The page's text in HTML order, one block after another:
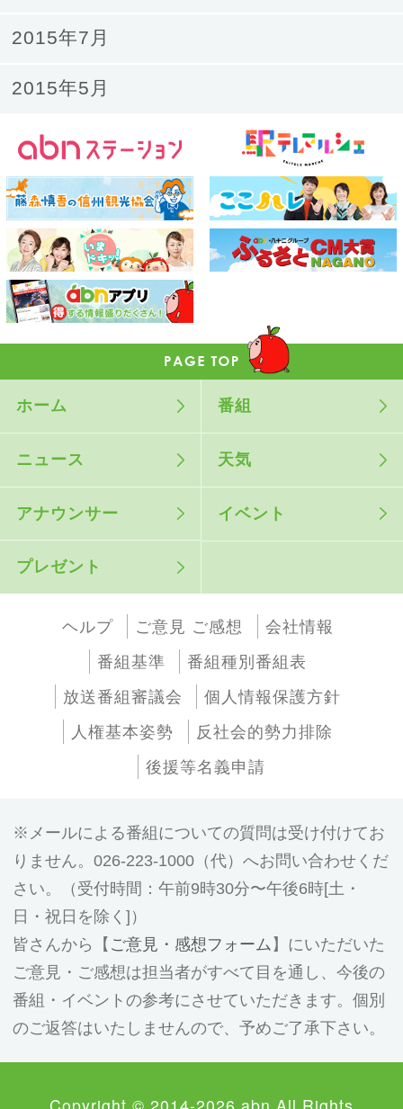
2015年7月
2015年5月
ホーム 番組
ニュース 天気
アナウンサー イベント
プレゼント
ヘルプ ご意見 ご感想
会社情報
番組基準
番組種別番組表
放送番組審議会
個人情報保護方針
人権基本姿勢
反社会的勢力排除
後援等名義申請
メールによる番組についての質問は受け付けてお
りません。026-223-1000（代）へお問い合わせくだ
さい。（受付時間：午前9時30分〜午後6時[土・
日・祝日を除く]）
皆さんから【 ご意見・感想フォーム 】にいただいた
ご意見・ご感想は担当者がすべて目を通し、今後の
番組・イベントの参考にさせていただきます。個別
のご返答はいたしませんので、予めご了承下さい。